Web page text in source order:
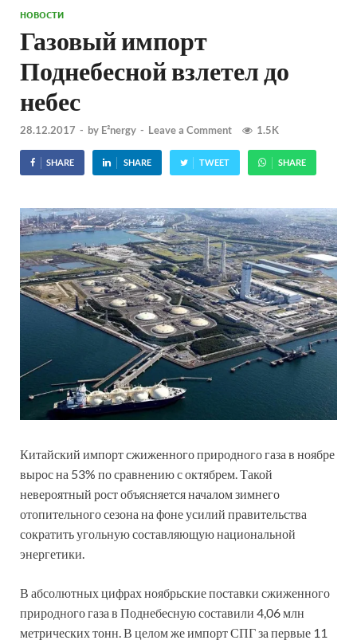
НОВОСТИ
Газовый импорт
Поднебесной взлетел до
небес
28.12.2017 - by E²nergy - Leave a Comment 1.5K
SHARE SHARE TWEET SHARE
Китайский импорт сжиженного природного газа в ноябре
вырос на 53% по сравнению с октябрем. Такой
невероятный рост объясняется началом зимнего
отопительного сезона на фоне усилий правительства
сократить угольную составляющую национальной
энергетики.
В абсолютных цифрах ноябрьские поставки сжиженного
природного газа в Поднебесную составили 4,06 млн
метрических тонн. В целом же импорт СПГ за первые 11